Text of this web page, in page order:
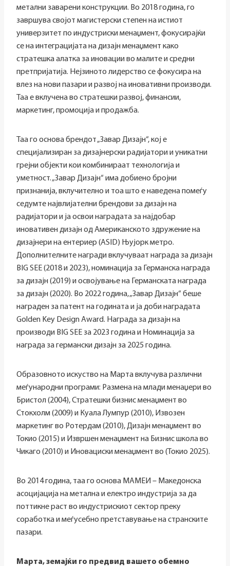
метални заварени конструкции. Во 2018 година, го
завршува својот магистерски степен на истиот
универзитет по индустриски менаџмент, фокусирајќи
се на интеграцијата на дизајн менаџмент како
стратешка алатка за иновации во малите и средни
претпријатија. Нејзиното лидерство се фокусира на
влез на нови пазари и развој на иновативни производи.
Таа е вклучена во стратешки развој, финансии,
маркетинг, промоција и продажба.
Таа го основа брендот „Завар Дизајн“, кој е
специјализиран за дизајнерски радијатори и уникатни
грејни објекти кои комбинираат технологија и
уметност. „Завар Дизајн“ има добиено бројни
признанија, вклучително и тоа што е наведена помеѓу
седумте највлијателни брендови за дизајн на
радијатори и ја освои наградата за најдобар
иновативен дизајн од Американското здружение на
дизајнери на ентериер (ASID) Њујорк метро.
Дополнителните награди вклучуваат награда за дизајн
BIG SEE (2018 и 2023), номинација за Германска награда
за дизајн (2019) и освојување на Германската награда
за дизајн (2020). Во 2022 година, „Завар Дизајн“ беше
награден за патент на годината и ја доби наградата
Golden Key Design Award. Награда за дизајн на
производи BIG SEE за 2023 година и Номинација за
награда за германски дизајн за 2025 година.
Образовното искуство на Марта вклучува различни
меѓународни програми: Размена на млади менаџери во
Бристол (2004), Стратешки бизнис менаџмент во
Стокхолм (2009) и Куала Лумпур (2010), Извозен
маркетинг во Ротердам (2010), Дизајн менаџмент во
Токио (2015) и Извршен менаџмент на Бизнис школа во
Чикаго (2010) и Иновациски менаџмент во (Токио 2025).
Во 2014 година, таа го основа МАМЕИ – Македонска
асоцијација на метална и електро индустрија за да
поттикне раст во индустрискиот сектор преку
соработка и меѓусебно претставување на странските
пазари.
Марта, земајќи го предвид вашето обемно